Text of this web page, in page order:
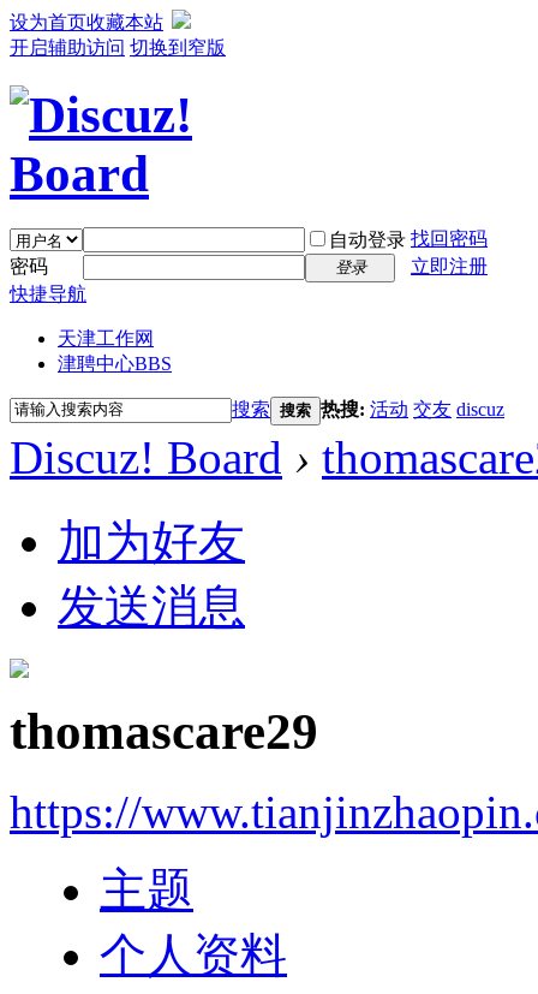
设为首页收藏本站
开启辅助访问 切换到窄版
自动登录 找回密码
密码
登录
立即注册
快捷导航
天津工作网
津聘中心BBS
搜索 搜索 热搜: 活动 交友 discuz
Discuz! Board ›
加为好友
发送消息
thomascare29
https://
主题
个人资料